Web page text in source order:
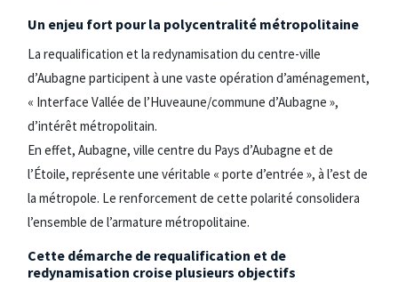
Un enjeu fort pour la polycentralité métropolitaine
La requalification et la redynamisation du centre-ville
d’Aubagne participent à une vaste opération d’aménagement,
« Interface Vallée de l’Huveaune/commune d’Aubagne »,
d’intérêt métropolitain.
En effet, Aubagne, ville centre du Pays d’Aubagne et de
l’Étoile, représente une véritable « porte d’entrée », à l’est de
la métropole. Le renforcement de cette polarité consolidera
l’ensemble de l’armature métropolitaine.
Cette démarche de requalification et de
redynamisation croise plusieurs objectifs